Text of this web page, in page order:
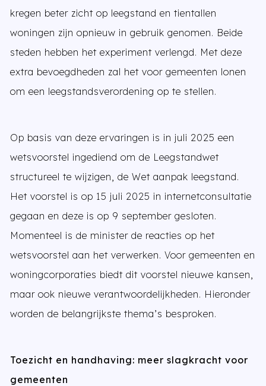
kregen beter zicht op leegstand en tientallen
woningen zijn opnieuw in gebruik genomen. Beide
steden hebben het experiment verlengd. Met deze
extra bevoegdheden zal het voor gemeenten lonen
om een leegstandsverordening op te stellen.
Op basis van deze ervaringen is in juli 2025 een
wetsvoorstel ingediend om de Leegstandwet
structureel te wijzigen, de Wet aanpak leegstand.
Het voorstel is op 15 juli 2025 in internetconsultatie
gegaan en deze is op 9 september gesloten.
Momenteel is de minister de reacties op het
wetsvoorstel aan het verwerken. Voor gemeenten en
woningcorporaties biedt dit voorstel nieuwe kansen,
maar ook nieuwe verantwoordelijkheden. Hieronder
worden de belangrijkste thema’s besproken.
Toezicht en handhaving: meer slagkracht voor
gemeenten